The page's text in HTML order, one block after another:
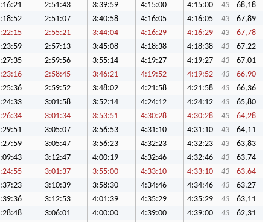
2:51:43 3:39:59 4:15:00 4:15:00 43
68,18
2:51:07 3:40:58 4:16:05 4:16:05 43
67,89
2:55:21 3:44:04 4:16:29 4:16:29 43
67,78
2:57:13 3:45:08 4:18:38 4:18:38 43
67,22
2:59:56 3:55:14 4:19:27 4:19:27 43
67,01
2:58:45 3:46:21 4:19:52 4:19:52 43
66,90
2:59:52 3:48:02 4:21:58 4:21:58 43
66,36
3:01:58 3:52:14 4:24:12 4:24:12 43
65,80
3:01:34 3:53:51 4:30:28 4:30:28 43
64,28
3:05:07 3:56:53 4:31:10 4:31:10 43
64,11
3:05:47 3:56:23 4:32:23 4:32:23 43
63,83
3:12:47 4:00:19 4:32:46 4:32:46 43
63,74
3:01:37 3:55:00 4:33:10 4:33:10 43
63,64
3:10:39 3:58:30 4:34:46 4:34:46 43
63,27
3:12:53 4:01:39 4:35:29 4:35:29 43
63,11
3:06:01 4:00:00 4:39:00 4:39:00 43
62,31